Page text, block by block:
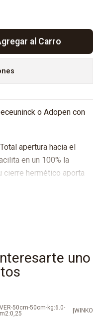
al Carro
o Adopen con
Total apertura hacia el
en un 100% la
cierre hermético aporta
aislamiento térmico
Los cristales no van
ser de 8-1-12 o 15 mm
uno
VER-50cm-50cm-kg:6.0-
m2:0,25
WINKO